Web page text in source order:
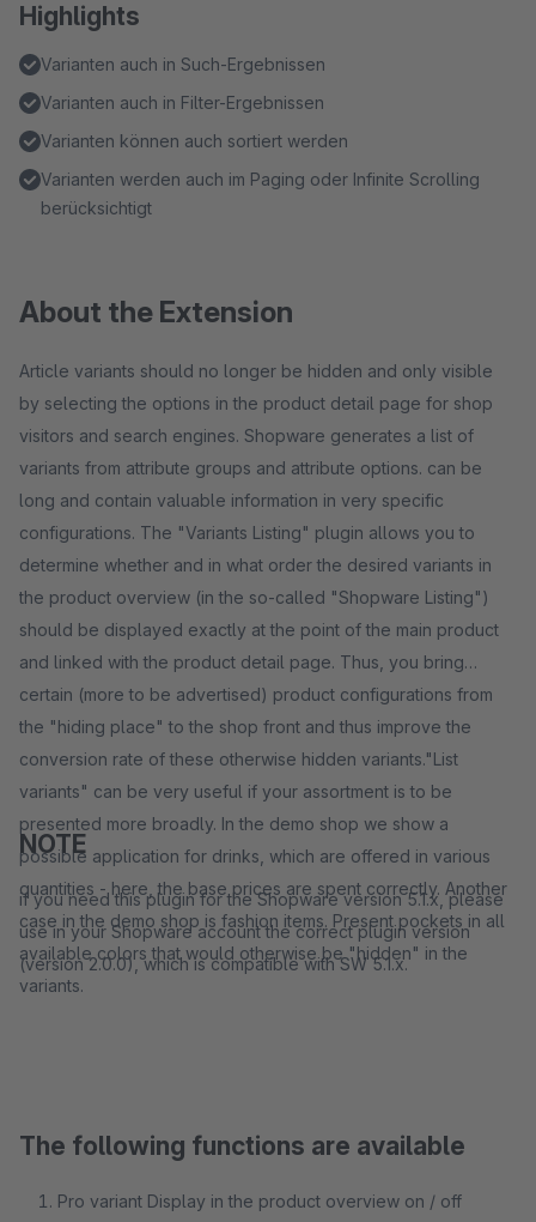
Highlights
Varianten auch in Such-Ergebnissen
Varianten auch in Filter-Ergebnissen
Varianten können auch sortiert werden
Varianten werden auch im Paging oder Infinite Scrolling
berücksichtigt
About the Extension
Article variants should no longer be hidden and only visible
by selecting the options in the product detail page for shop
visitors and search engines. Shopware generates a list of
variants from attribute groups and attribute options. can be
long and contain valuable information in very specific
configurations. The "Variants Listing" plugin allows you to
determine whether and in what order the desired variants in
the product overview (in the so-called "Shopware Listing")
should be displayed exactly at the point of the main product
and linked with the product detail page. Thus, you bring
certain (more to be advertised) product configurations from
the "hiding place" to the shop front and thus improve the
conversion rate of these otherwise hidden variants."List
variants" can be very useful if your assortment is to be
presented more broadly. In the demo shop we show a
possible application for drinks, which are offered in various
quantities - here, the base prices are spent correctly. Another
case in the demo shop is fashion items. Present pockets in all
available colors that would otherwise be "hidden" in the
variants.
NOTE
if you need this plugin for the Shopware version 5.1.x, please
use in your Shopware account the correct plugin version
(version 2.0.0), which is compatible with SW 5.1.x.
The following functions are available
Pro variant Display in the product overview on / off